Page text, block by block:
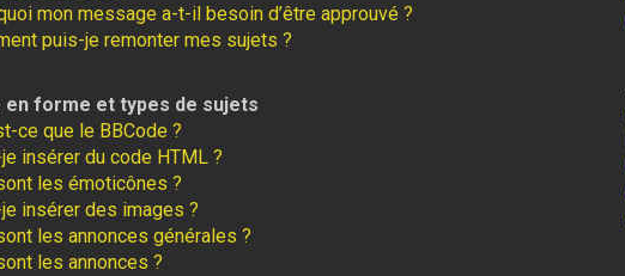
mon message a-t-il besoin d’être approuvé ?
puis-je remonter mes sujets ?
en forme et types de sujets
ce que le BBCode ?
insérer du code HTML ?
les émoticônes ?
insérer des images ?
les annonces générales ?
les annonces ?